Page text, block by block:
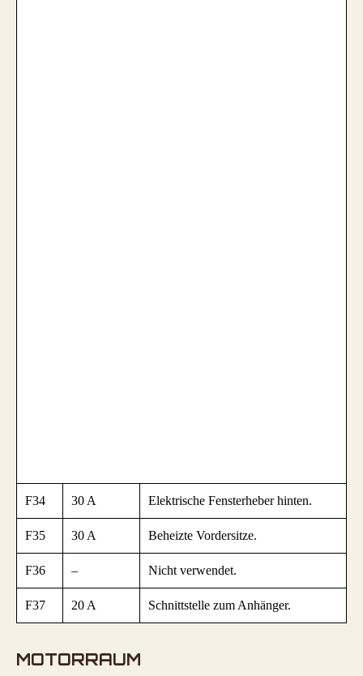
F34 30 A Elektrische Fensterheber hinten.
F35 30 A Beheizte Vordersitze.
F36 – Nicht verwendet.
F37 20 A Schnittstelle zum Anhänger.
MOTORRAUM